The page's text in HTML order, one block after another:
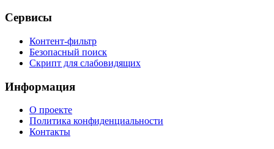
Сервисы
Контент-фильтр
Безопасный поиск
Скрипт для слабовидящих
Информация
О проекте
Политика конфиденциальности
Контакты